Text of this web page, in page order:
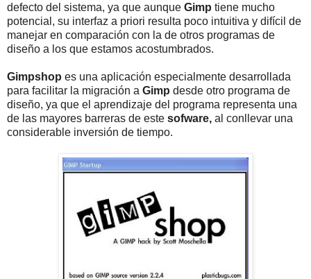
defecto del sistema, ya que aunque Gimp tiene mucho
potencial, su interfaz a priori resulta poco intuitiva y difícil de
manejar en comparación con la de otros programas de
diseño a los que estamos acostumbrados.
Gimpshop es una aplicación especialmente desarrollada
para facilitar la migración a Gimp desde otro programa de
diseño, ya que el aprendizaje del programa representa una
de las mayores barreras de este sofware, al conllevar una
considerable inversión de tiempo.